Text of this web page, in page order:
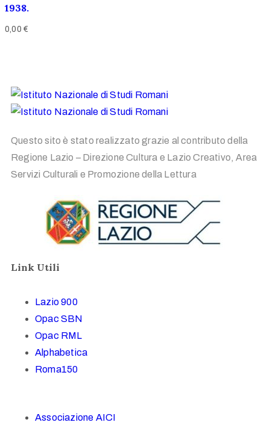
1938.
0,00 €
Questo sito è stato realizzato grazie al contributo della
Regione Lazio – Direzione Cultura e Lazio Creativo, Area
Servizi Culturali e Promozione della Lettura
Link Utili
Lazio 900
Opac SBN
Opac RML
Alphabetica
Roma150
Associazione AICI